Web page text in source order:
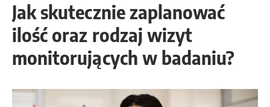
Jak skutecznie zaplanować
ilość oraz rodzaj wizyt
monitorujących w badaniu?